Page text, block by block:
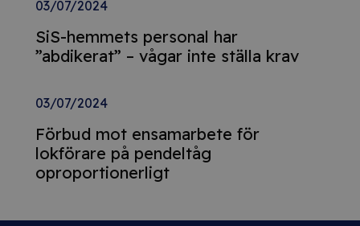
03/07/2024
SiS-hemmets personal har
”abdikerat” – vågar inte ställa krav
03/07/2024
Förbud mot ensamarbete för
lokförare på pendeltåg
oproportionerligt